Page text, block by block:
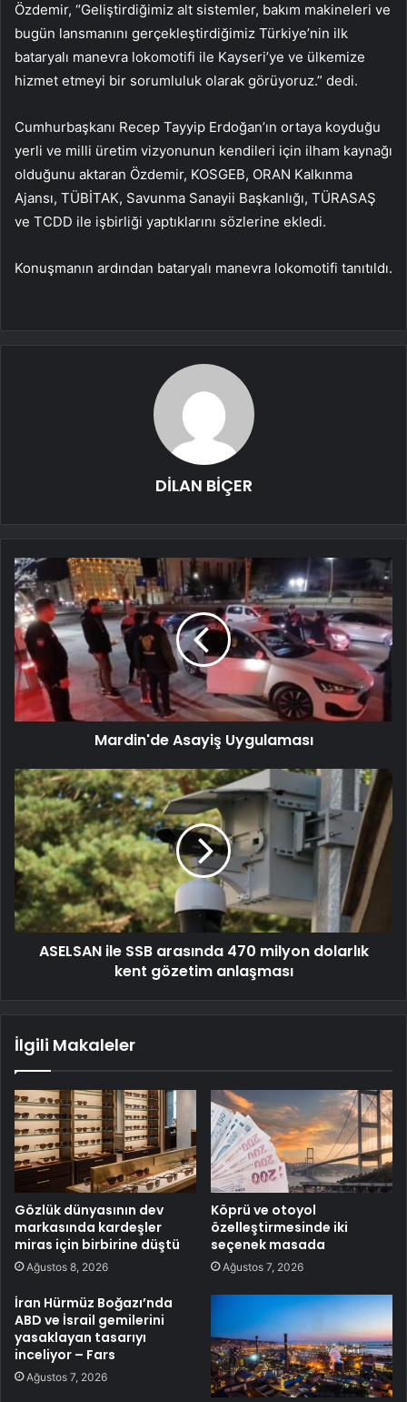
Özdemir, “Geliştirdiğimiz alt sistemler, bakım makineleri ve
bugün lansmanını gerçekleştirdiğimiz Türkiye’nin ilk
bataryalı manevra lokomotifi ile Kayseri’ye ve ülkemize
hizmet etmeyi bir sorumluluk olarak görüyoruz.” dedi.
Cumhurbaşkanı Recep Tayyip Erdoğan’ın ortaya koyduğu
yerli ve milli üretim vizyonunun kendileri için ilham kaynağı
olduğunu aktaran Özdemir, KOSGEB, ORAN Kalkınma
Ajansı, TÜBİTAK, Savunma Sanayii Başkanlığı, TÜRASAŞ
ve TCDD ile işbirliği yaptıklarını sözlerine ekledi.
Konuşmanın ardından bataryalı manevra lokomotifi tanıtıldı.
DİLAN BİÇER
Mardin'de Asayiş Uygulaması
ASELSAN ile SSB arasında 470 milyon dolarlık
kent gözetim anlaşması
İlgili Makaleler
Gözlük dünyasının dev
markasında kardeşler
miras için birbirine düştü
Ağustos 8, 2026
Köprü ve otoyol
özelleştirmesinde iki
seçenek masada
Ağustos 7, 2026
İran Hürmüz Boğazı’nda
ABD ve İsrail gemilerini
yasaklayan tasarıyı
inceliyor – Fars
Ağustos 7, 2026